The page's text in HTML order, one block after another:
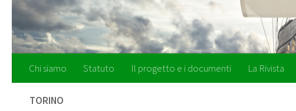
Chi siamo Statuto Il progetto e i documenti La Rivista
TORINO